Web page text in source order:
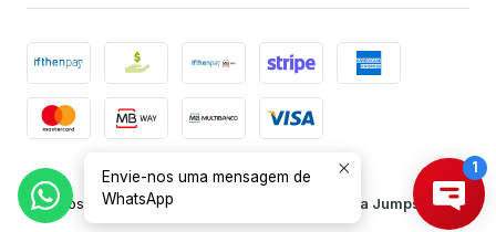
2026 JJ Pinto Lda.
Todos os Direitos Reservados.
Com tecnologia Jumpseller.
Envie-nos uma mensagem de
WhatsApp